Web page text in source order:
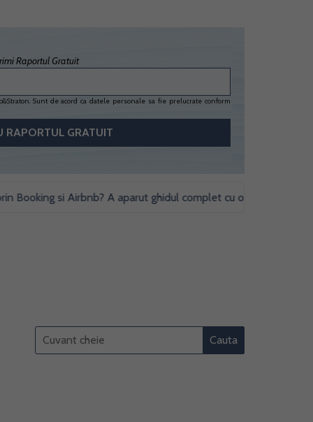
Raportul Gratuit
Sunt de acord ca datele personale sa fie prelucrate conform
si Airbnb? A aparut ghidul complet cu obligatii fiscale si